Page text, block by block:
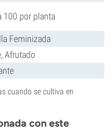
100 por planta
Feminizada
Afrutado
cuando se cultiva en
con este